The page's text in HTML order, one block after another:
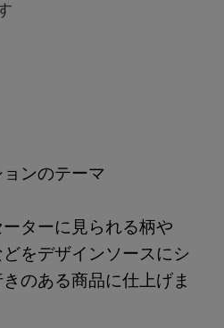
ンのテーマ
ターに見られる柄や
をデザインソースにシ
のある商品に仕上げま